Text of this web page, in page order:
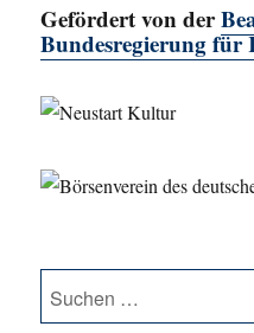
Gefördert von der
Bundesregierung
Suche
nach: